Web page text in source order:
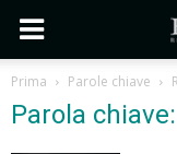
Prima Parole chiave
Parola